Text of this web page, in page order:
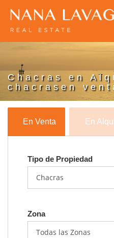
Chacras en
chacrasen
En Venta En
Tipo de Propiedad
Zona